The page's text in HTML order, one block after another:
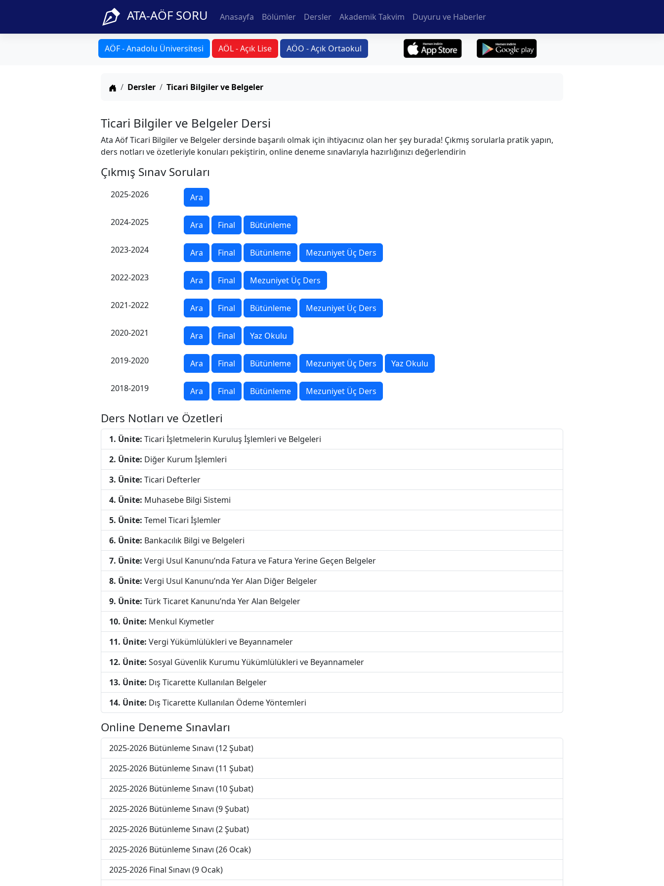
ATA-AÖF SORU Anasayfa Bölümler Dersler Akademik Takvim Duyuru ve Haberler
AÖF - Anadolu Üniversitesi AÖL - Açık Lise AÖO - Açık Ortaokul
Anasayfa
Dersler Ticari Bilgiler ve Belgeler
Ticari Bilgiler ve Belgeler Dersi
Ata Aöf Ticari Bilgiler ve Belgeler dersinde başarılı olmak için ihtiyacınız olan her şey burada! Çıkmış sorularla pratik yapın,
ders notları ve özetleriyle konuları pekiştirin, online deneme sınavlarıyla hazırlığınızı değerlendirin
Çıkmış Sınav Soruları
2025-2026 Ara
2024-2025 Ara Final Bütünleme
2023-2024 Ara Final Bütünleme Mezuniyet Üç Ders
2022-2023 Ara Final Mezuniyet Üç Ders
2021-2022 Ara Final Bütünleme Mezuniyet Üç Ders
2020-2021 Ara Final Yaz Okulu
2019-2020 Ara Final Bütünleme Mezuniyet Üç Ders Yaz Okulu
2018-2019 Ara Final Bütünleme Mezuniyet Üç Ders
Ders Notları ve Özetleri
1. Ünite: Ticari İşletmelerin Kuruluş İşlemleri ve Belgeleri
2. Ünite: Diğer Kurum İşlemleri
3. Ünite: Ticari Defterler
4. Ünite: Muhasebe Bilgi Sistemi
5. Ünite: Temel Ticari İşlemler
6. Ünite: Bankacılık Bilgi ve Belgeleri
7. Ünite: Vergi Usul Kanunu’nda Fatura ve Fatura Yerine Geçen Belgeler
8. Ünite: Vergi Usul Kanunu’nda Yer Alan Diğer Belgeler
9. Ünite: Türk Ticaret Kanunu’nda Yer Alan Belgeler
10. Ünite: Menkul Kıymetler
11. Ünite: Vergi Yükümlülükleri ve Beyannameler
12. Ünite: Sosyal Güvenlik Kurumu Yükümlülükleri ve Beyannameler
13. Ünite: Dış Ticarette Kullanılan Belgeler
14. Ünite: Dış Ticarette Kullanılan Ödeme Yöntemleri
Online Deneme Sınavları
2025-2026 Bütünleme Sınavı (12 Şubat)
2025-2026 Bütünleme Sınavı (11 Şubat)
2025-2026 Bütünleme Sınavı (10 Şubat)
2025-2026 Bütünleme Sınavı (9 Şubat)
2025-2026 Bütünleme Sınavı (2 Şubat)
2025-2026 Bütünleme Sınavı (26 Ocak)
2025-2026 Final Sınavı (9 Ocak)